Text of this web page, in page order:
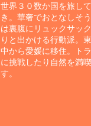
世界３０数か国を旅し
き。華奢でおとなしそ
は裏腹にリュックサッ
りと出かける行動派。
中から愛媛に移住。ト
に挑戦したり自然を満
す。